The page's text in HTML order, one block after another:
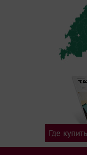
Где